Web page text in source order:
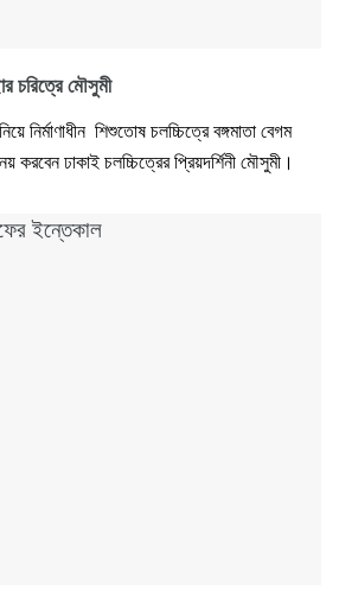
চরিত্রে মৌসুমী
নির্মাণাধীন শিশুতোষ চলচ্চিত্রে বঙ্গমাতা বেগম
করবেন ঢাকাই চলচ্চিত্রের প্রিয়দর্শিনী মৌসুমী।